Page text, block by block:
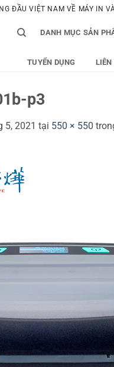
ĐẦU VIỆT NAM VỀ MÁY IN
DANH MỤC SẢN
TUYỂN DỤNG LIÊN
p3
5, 2021 tại 550 × 550